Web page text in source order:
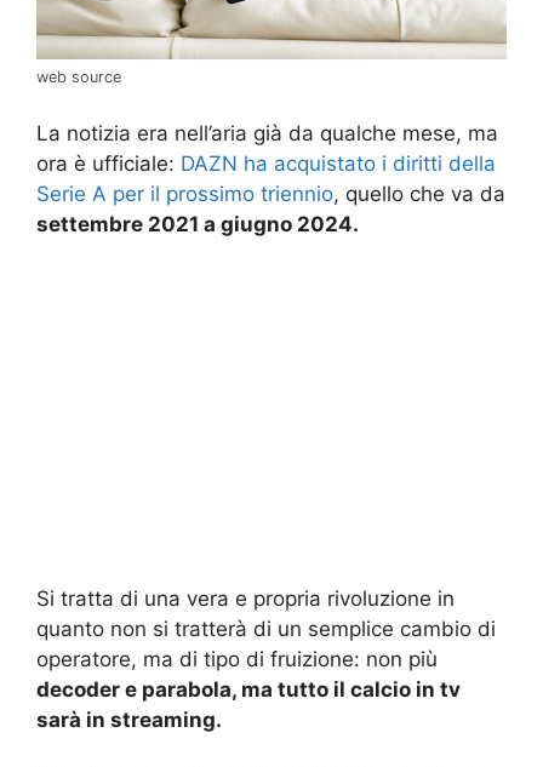
web source
La notizia era nell’aria già da qualche mese, ma
ora è ufficiale: DAZN ha acquistato i diritti della
Serie A per il prossimo triennio, quello che va da
settembre 2021 a giugno 2024.
Si tratta di una vera e propria rivoluzione in
quanto non si tratterà di un semplice cambio di
operatore, ma di tipo di fruizione: non più
decoder e parabola, ma tutto il calcio in tv
sarà in streaming.